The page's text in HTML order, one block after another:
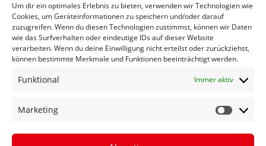
Um dir ein optimales Erlebnis zu bieten, verwenden wir Technologien wie
Cookies, um Geräteinformationen zu speichern und/oder darauf
zuzugreifen. Wenn du diesen Technologien zustimmst, können wir Daten
wie das Surfverhalten oder eindeutige IDs auf dieser Website
verarbeiten. Wenn du deine Einwilligung nicht erteilst oder zurückziehst,
können bestimmte Merkmale und Funktionen beeinträchtigt werden.
Funktional Immer aktiv
Marketing